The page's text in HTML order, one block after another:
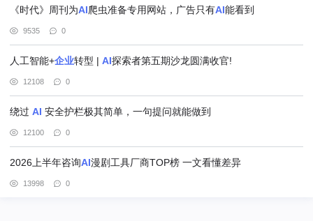
《时代》周刊为AI爬虫准备专用网站，广告只有AI能看到
9535 0
人工智能+企业转型 | AI探索者第五期沙龙圆满收官!
12108 0
绕过 AI 安全护栏极其简单，一句提问就能做到
12100 0
2026上半年咨询AI漫剧工具厂商TOP榜 一文看懂差异
13998 0